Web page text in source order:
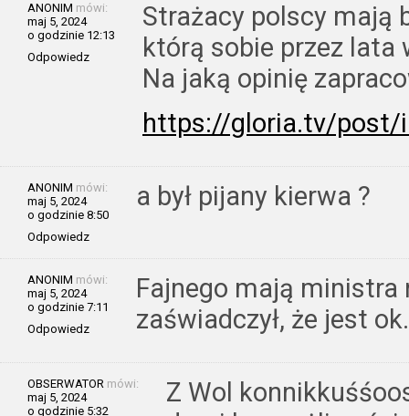
ANONIM mówi:
maj 5, 2024
o godzinie 12:13
Odpowiedz
Strażacy polscy mają
którą sobie przez lata
Na jaką opinię
https://gloria.tv/post/
ANONIM mówi:
maj 5, 2024
o godzinie 8:50
Odpowiedz
a był pijany kierwa ?
ANONIM mówi:
maj 5, 2024
o godzinie 7:11
Odpowiedz
Fajnego mają ministra
zaświadczył, że jest ok.
OBSERWATOR mówi:
maj 5, 2024
o godzinie 5:32
Z Wol